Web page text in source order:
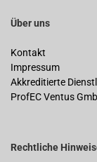
Über uns
Kontakt
Impressum
Akkreditierte
ProfEC Ventus
Rechtliche